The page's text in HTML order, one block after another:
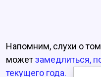
Напомним, слухи о
можетзамедлиться,
текущего года.